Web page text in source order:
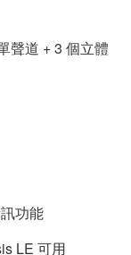
聲道 + 3 個立體
功能
LE 可用